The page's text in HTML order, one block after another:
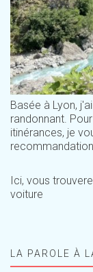
Basée à Lyon,
randonnant.
itinérances, je
Ici, vous
voiture
LA PAROLE À